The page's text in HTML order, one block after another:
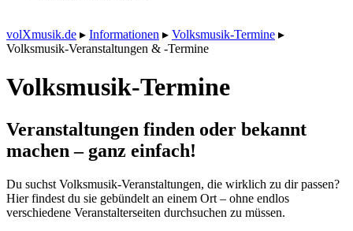
volXmusik.de ▸ Informationen ▸ Volksmusik-Termine ▸
Volksmusik-Veranstaltungen & -Termine
Volksmusik-Termine
Veranstaltungen finden oder bekannt
machen – ganz einfach!
Du suchst Volksmusik-Veranstaltungen, die wirklich zu dir passen?
Hier findest du sie gebündelt an einem Ort – ohne endlos
verschiedene Veranstalterseiten durchsuchen zu müssen.